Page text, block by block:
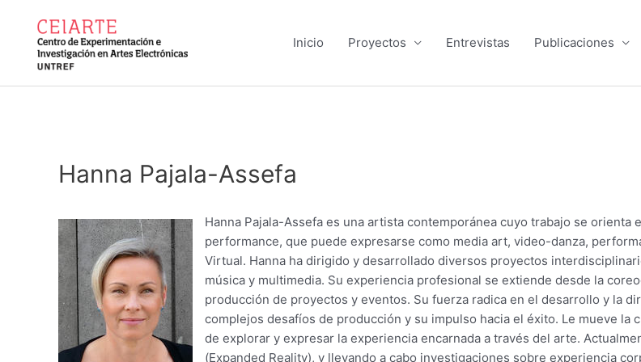
contenido
Inicio Proyectos Entrevistas Publicaciones
Hanna Pajala-Assefa
Hanna Pajala-Assefa es una artista contemporánea cuyo trabajo se
performance, que puede expresarse como media art, video-danza,
Virtual. Hanna ha dirigido y desarrollado diversos proyectos
música y multimedia. Su experiencia profesional se extiende desde la
producción de proyectos y eventos. Su fuerza radica en el desarrollo y la
complejos desafíos de producción y su impulso hacia el éxito. Le mueve
de explorar y expresar la experiencia encarnada a través del arte.
(Expanded Reality), y llevando a cabo investigaciones sobre experiencia